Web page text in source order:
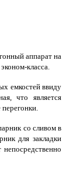
аппарат на
класса.
емкостей ввиду
что является
со сливом в
для закладки